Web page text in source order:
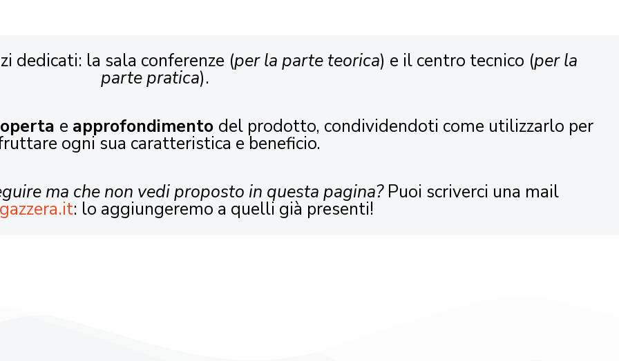
dedicati: la sala conferenze (per la parte teorica) e il centro tecnico (per la
parte pratica).
e approfondimento del prodotto, condividendoti come utilizzarlo per
ogni sua caratteristica e beneficio.
ma che non vedi proposto in questa pagina?Puoi scriverci una mail
: lo aggiungeremo a quelli già presenti!